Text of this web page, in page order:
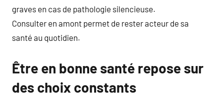
graves en cas de pathologie silencieuse.
Consulter en amont permet de rester acteur de sa
santé au quotidien.
Être en bonne santé repose sur
des choix constants